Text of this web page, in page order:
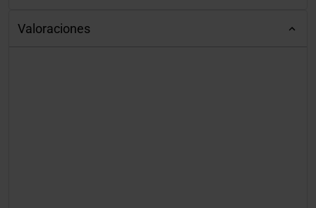
Valoraciones